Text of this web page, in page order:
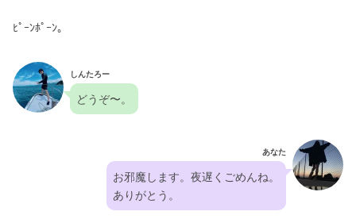
ﾋﾟｰﾝﾎﾟｰﾝ。
しんたろー
どうぞ〜。
あなた
お邪魔します。夜遅くごめんね。
ありがとう。